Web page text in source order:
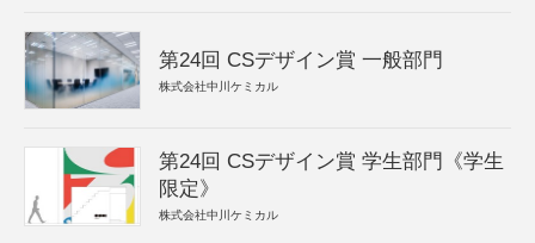
第24回 CSデザイン賞 一般部門
株式会社中川ケミカル
第24回 CSデザイン賞 学生部門《学生
限定》
株式会社中川ケミカル